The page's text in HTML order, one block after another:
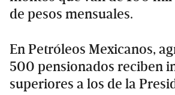
de pesos mensuales.
En Petróleos Mexicanos,
500 pensionados reciben
superiores a los de la